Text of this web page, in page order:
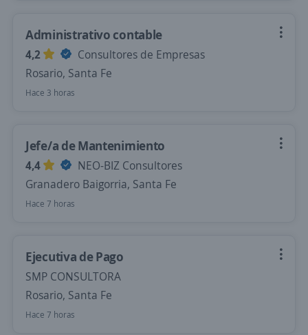
Administrativo contable
4,2
Consultores de Empresas
Rosario, Santa Fe
Hace 3 horas
Jefe/a de Mantenimiento
4,4
NEO-BIZ Consultores
Granadero Baigorria, Santa Fe
Hace 7 horas
Ejecutiva de Pago
SMP CONSULTORA
Rosario, Santa Fe
Hace 7 horas